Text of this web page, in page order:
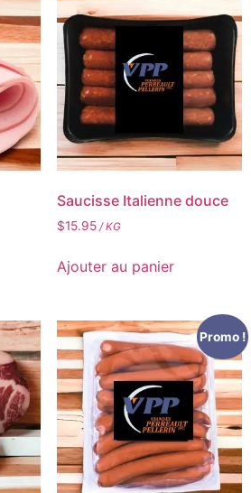
Saucisse Italienne douce
$15.95/ KG
Ajouter au panier
Promo !